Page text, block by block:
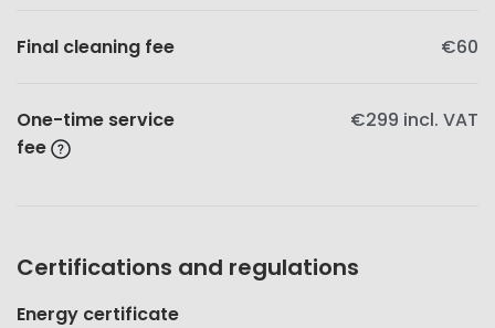
Final cleaning fee €60
One-time service
fee
€299 incl. VAT
Certifications and regulations
Energy certificate